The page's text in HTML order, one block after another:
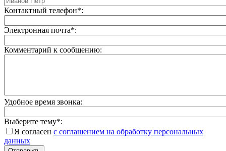
Контактный телефон*:
Электронная почта*:
Комментарий к сообщению:
Удобное время звонка:
Выберите тему*:
Я согласен с соглашением на обработку персональных
данных